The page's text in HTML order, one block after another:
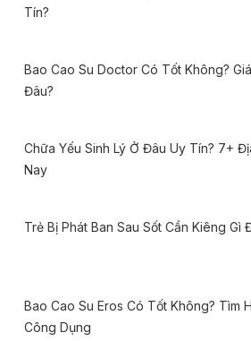
Tín?
Bao Cao Su Doctor Có Tốt Không?
Đâu?
Chữa Yếu Sinh Lý Ở Đâu Uy Tín? 7+
Nay
Trẻ Bị Phát Ban Sau Sốt Cần Kiêng Gì
Bao Cao Su Eros Có Tốt Không? Tìm
Công Dụng